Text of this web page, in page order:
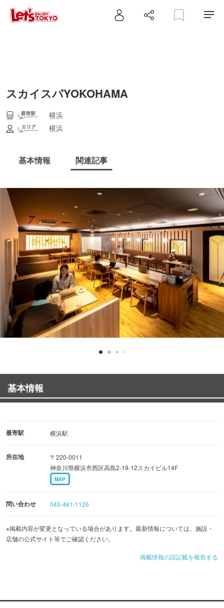
スカイスパYOKOHAMA
横浜
横浜
基本情報 関連記事
基本情報
最寄駅 横浜駅
所在地
〒220-0011
神奈川県横浜市西区高島2-19-12スカイビル14F
MAP
問い合わせ 045-461-1126
※掲載内容が変更となっている場合があります。最新情報については、施設・
店舗の公式サイト等でご確認ください。
掲載情報の誤記載を報告する